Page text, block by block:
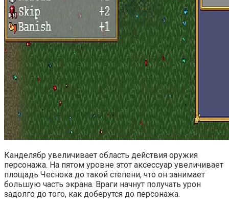
Канделябр увеличивает область действия оружия
персонажа. На пятом уровне этот аксессуар увеличивает
площадь Чеснока до такой степени, что он занимает
большую часть экрана. Враги начнут получать урон
задолго до того, как доберутся до персонажа.